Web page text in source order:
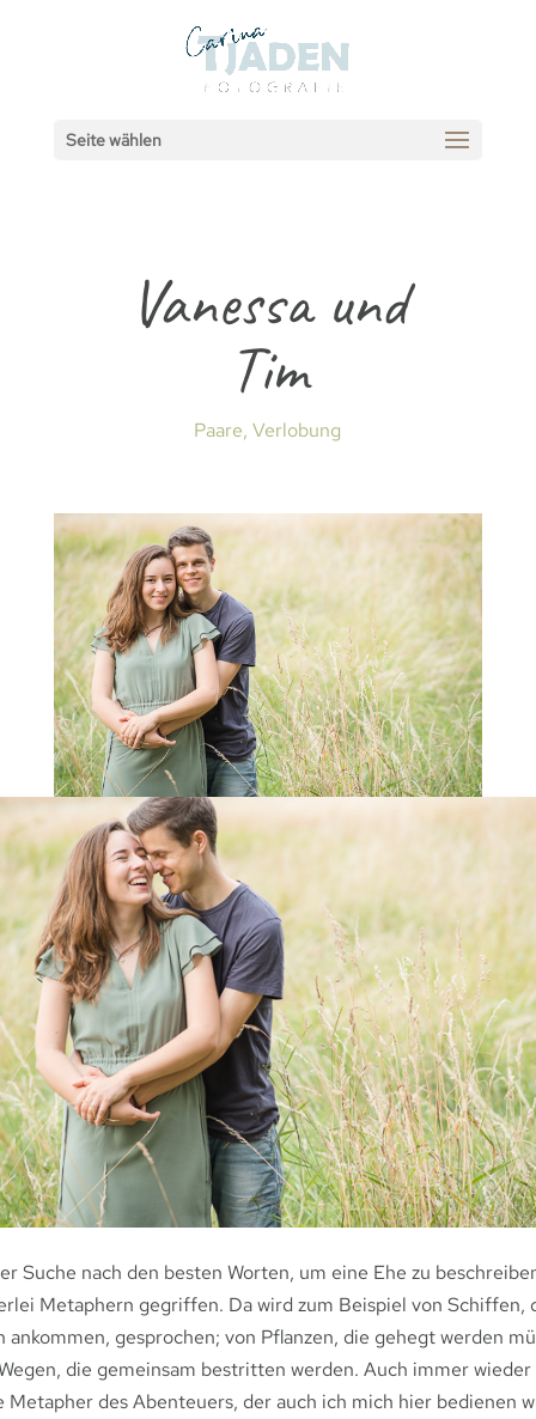
Seite wählen
Vanessa und
Tim
Paare,Verlobung
Suche nach den besten Worten, um eine Ehe zu
Metaphern gegriffen. Da wird zum Beispiel von Schiffen,
ankommen, gesprochen; von Pflanzen, die gehegt werden
die gemeinsam bestritten werden. Auch immer
Metapher des Abenteuers, der auch ich mich hier bedienen